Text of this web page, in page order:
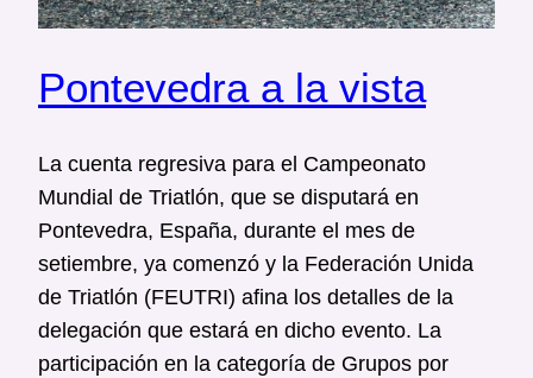
Pontevedra a la vista
La cuenta regresiva para el Campeonato
Mundial de Triatlón, que se disputará en
Pontevedra, España, durante el mes de
setiembre, ya comenzó y la Federación Unida
de Triatlón (FEUTRI) afina los detalles de la
delegación que estará en dicho evento. La
participación en la categoría de Grupos por